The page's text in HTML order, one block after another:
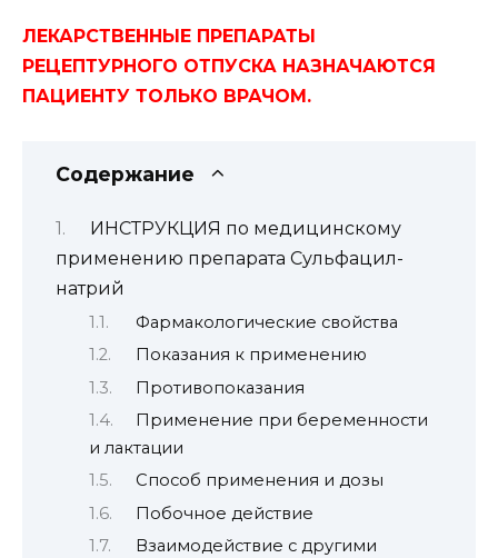
ЛЕКАРСТВЕННЫЕ ПРЕПАРАТЫ
РЕЦЕПТУРНОГО ОТПУСКА НАЗНАЧАЮТСЯ
ПАЦИЕНТУ ТОЛЬКО ВРАЧОМ.
Содержание
ИНСТРУКЦИЯ по медицинскому
применению препарата Сульфацил-
натрий
Фармакологические свойства
Показания к применению
Противопоказания
Применение при беременности
и лактации
Способ применения и дозы
Побочное действие
Взаимодействие с другими